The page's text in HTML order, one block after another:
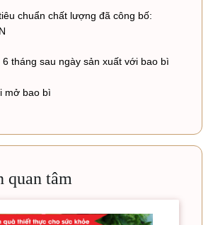
chuẩn chất lượng đã công bố:
6 tháng sau ngày sản xuất với bao bì
mở bao bì
quan tâm